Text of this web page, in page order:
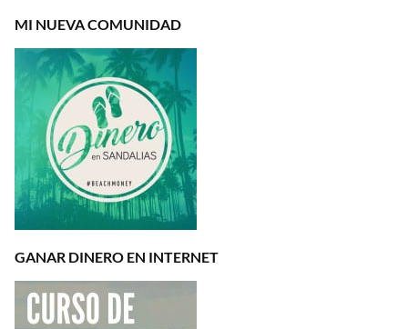
MI NUEVA COMUNIDAD
GANAR DINERO EN INTERNET